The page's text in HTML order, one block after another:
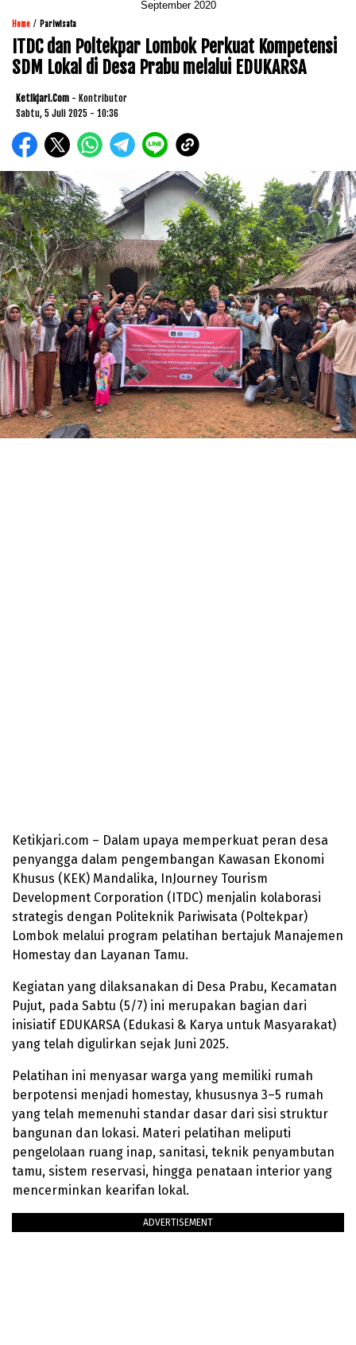
September 2020
Home / Pariwisata
ITDC dan Poltekpar Lombok Perkuat Kompetensi
SDM Lokal di Desa Prabu melalui EDUKARSA
Ketikjari.com - Kontributor
Sabtu, 5 Juli 2025 - 10:36
Ketikjari.com – Dalam upaya memperkuat peran desa
penyangga dalam pengembangan Kawasan Ekonomi
Khusus (KEK) Mandalika, InJourney Tourism
Development Corporation (ITDC) menjalin kolaborasi
strategis dengan Politeknik Pariwisata (Poltekpar)
Lombok melalui program pelatihan bertajuk Manajemen
Homestay dan Layanan Tamu.
Kegiatan yang dilaksanakan di Desa Prabu, Kecamatan
Pujut, pada Sabtu (5/7) ini merupakan bagian dari
inisiatif EDUKARSA (Edukasi & Karya untuk Masyarakat)
yang telah digulirkan sejak Juni 2025.
Pelatihan ini menyasar warga yang memiliki rumah
berpotensi menjadi homestay, khususnya 3–5 rumah
yang telah memenuhi standar dasar dari sisi struktur
bangunan dan lokasi. Materi pelatihan meliputi
pengelolaan ruang inap, sanitasi, teknik penyambutan
tamu, sistem reservasi, hingga penataan interior yang
mencerminkan kearifan lokal.
ADVERTISEMENT